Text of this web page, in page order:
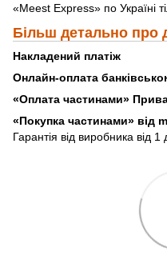
«Meest Express» по Україні
Більш детально про
Накладений платіж
Онлайн-оплата
«Оплата частинами»
«Покупка частинами» від
Гарантія від виробника від 1